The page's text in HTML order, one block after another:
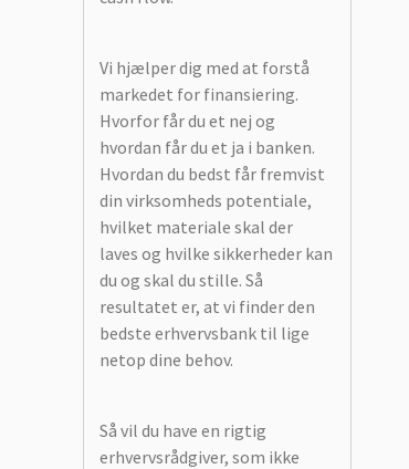
Vi hjælper dig med at forstå
markedet for finansiering.
Hvorfor får du et nej og
hvordan får du et ja i banken.
Hvordan du bedst får fremvist
din virksomheds potentiale,
hvilket materiale skal der
laves og hvilke sikkerheder kan
du og skal du stille. Så
resultatet er, at vi finder den
bedste erhvervsbank til lige
netop dine behov.
Så vil du have en rigtig
erhvervsrådgiver, som ikke